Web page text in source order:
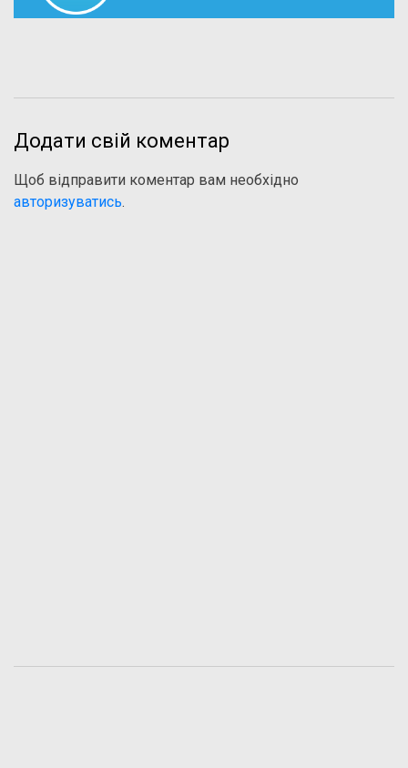
Додати свій коментар
Щоб відправити коментар вам необхідно
авторизуватись.